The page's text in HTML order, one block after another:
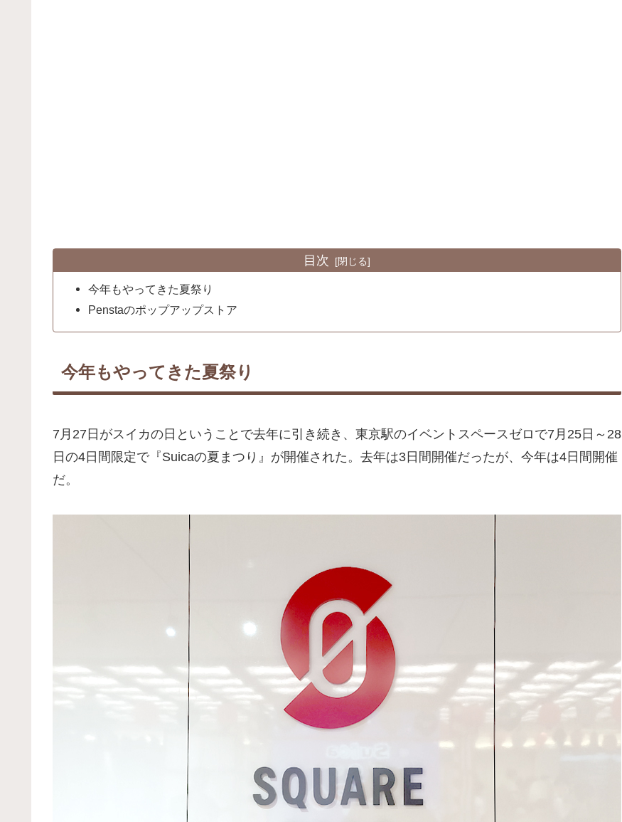
目次
今年もやってきた夏祭り
Penstaのポップアップストア
今年もやってきた夏祭り
7月27日がスイカの日ということで去年に引き続き、東京駅のイベントスペースゼロで7月25日～28
日の4日間限定で『Suicaの夏まつり』が開催された。去年は3日間開催だったが、今年は4日間開催
だ。